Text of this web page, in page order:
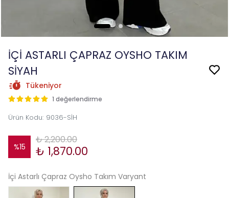
İÇİ ASTARLI ÇAPRAZ OYSHO TAKIM
SİYAH
Tükeniyor
1 değerlendirme
Ürün Kodu: 9036-SİH
%15
₺ 2,200.00
₺ 1,870.00
İçi Astarlı Çapraz Oysho Takım Varyant